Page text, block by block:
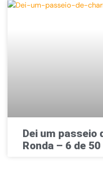
Dei um passeio
Ronda – 6 de 50